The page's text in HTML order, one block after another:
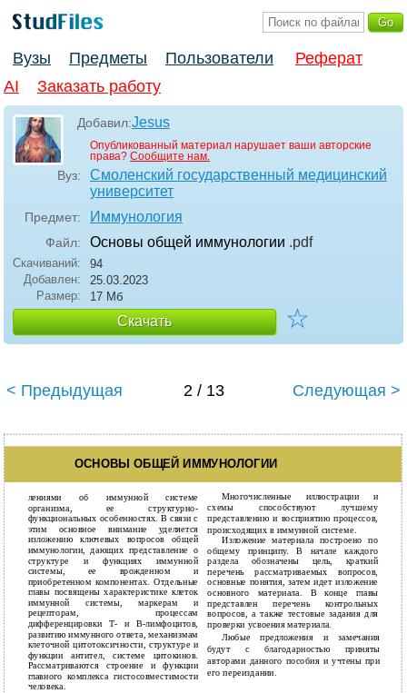
Вузы Предметы Пользователи
Реферат
AI
Заказать работу
Добавил:Jesus
Опубликованный материал нарушает ваши авторские
права? Сообщите нам.
Вуз:
Смоленский государственный медицинский
университет
Предмет: Иммунология
Файл: Основы общей иммунологии .pdf
Скачиваний:
94
Добавлен:
25.03.2023
Размер:
17 Мб
Скачать ☆
< Предыдущая 2 / 13 Следующая >
ОСНОВЫ ОБЩЕЙ ИММУНОЛОГИИ
лениями об иммунной системе
организма, ее структурно-
функциональных особенностях. В связи с
этим основное внимание уделяется
изложению ключевых вопросов общей
иммунологии, дающих представление о
структуре и функциях иммунной
системы, ее врожденном и
приобретенном компонентах. Отдельные
главы посвящены характеристике клеток
иммунной системы, маркерам и
рецепторам, процессам
дифференцировки Т- и В-лимфоцитов,
развитию иммунного ответа, механизмам
клеточной цитотоксичности, структуре и
функции антител, системе цитокинов.
Рассматриваются строение и функции
главного комплекса гистосовместимости
человека.
Многочисленные иллюстрации и
схемы способствуют лучшему
представлению и восприятию процессов,
происходящих в иммунной системе.
Изложение материала построено по
общему принципу. В начале каждого
раздела обозначены цель, краткий
перечень рассматриваемых вопросов,
основные понятия, затем идет изложение
основного материала. В конце главы
представлен перечень контрольных
вопросов, а также тестовые задания для
проверки усвоения материала.
Любые предложения и замечания
будут с благодарностью приняты
авторами данного пособия и учтены при
его переиздании.